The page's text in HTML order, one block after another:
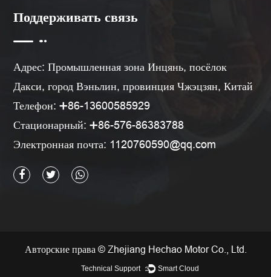
Поддерживать связь
Адрес: Промышленная зона Инцянь, посёлок
Дакси, город Вэньлин, провинция Чжэцзян, Китай
Телефон: ➕86-13600585929
Стационарный: ➕86-576-86383788
Электронная почта: 1120760590@qq.com
Авторские права © Zhejiang Hechao Motor Co., Ltd.
Technical Support ： Smart Cloud